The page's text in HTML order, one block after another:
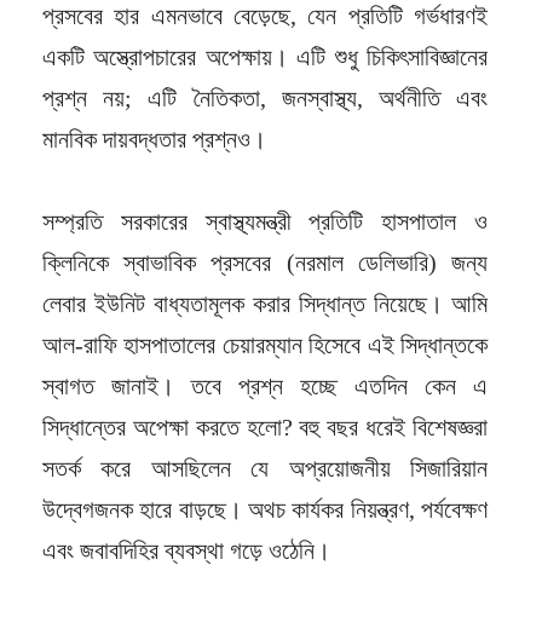
প্রসবের হার এমনভাবে বেড়েছে, যেন প্রতিটি গর্ভধারণই
একটি অস্ত্রোপচারের অপেক্ষায়। এটি শুধু চিকিৎসাবিজ্ঞানের
প্রশ্ন নয়; এটি নৈতিকতা, জনস্বাস্থ্য, অর্থনীতি এবং
মানবিক দায়বদ্ধতার প্রশ্নও।
সম্প্রতি সরকারের স্বাস্থ্যমন্ত্রী প্রতিটি হাসপাতাল ও
ক্লিনিকে স্বাভাবিক প্রসবের (নরমাল ডেলিভারি) জন্য
লেবার ইউনিট বাধ্যতামূলক করার সিদ্ধান্ত নিয়েছে। আমি
আল-রাফি হাসপাতালের চেয়ারম্যান হিসেবে এই সিদ্ধান্তকে
স্বাগত জানাই। তবে প্রশ্ন হচ্ছে এতদিন কেন এ
সিদ্ধান্তের অপেক্ষা করতে হলো? বহু বছর ধরেই বিশেষজ্ঞরা
সতর্ক করে আসছিলেন যে অপ্রয়োজনীয় সিজারিয়ান
উদ্বেগজনক হারে বাড়ছে। অথচ কার্যকর নিয়ন্ত্রণ, পর্যবেক্ষণ
এবং জবাবদিহির ব্যবস্থা গড়ে ওঠেনি।